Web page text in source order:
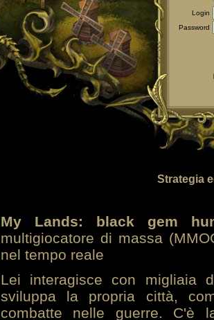
Login
Password
Strategia
My Lands: black gem
multigiocatore di massa
nel tempo reale
Lei interagisce con migliaia
sviluppa la propria città,
combatte nelle guerre. C'è